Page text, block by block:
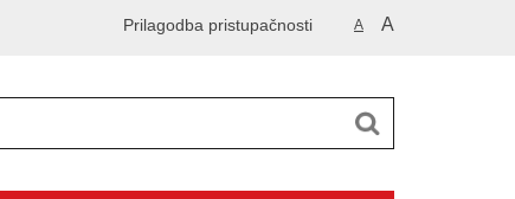
A A
Prilagodba pristupačnosti